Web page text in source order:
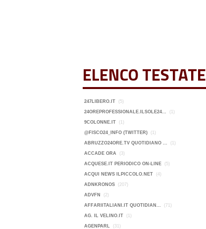
ELENCO TESTATE
247LIBERO.IT (5)
24OREPROFESSIONALE.ILSOLE24... (1)
9COLONNE.IT (1)
@FISCO24_INFO (TWITTER) (1)
ABRUZZO24ORE.TV QUOTIDIANO ... (1)
ACCADE ORA (3)
ACQUESE.IT PERIODICO ON-LINE (5)
ACQUI NEWS ILPICCOLO.NET (4)
ADNKRONOS (207)
ADVFN (2)
AFFARIITALIANI.IT QUOTIDIAN... (71)
AG. IL VELINO.IT (1)
AGENPARL (31)